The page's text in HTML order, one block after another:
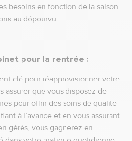
besoins en fonction de la saison
au dépourvu.
pour la rentrée :
clé pour réapprovisionner votre
assurer que vous disposez de
pour offrir des soins de qualité
à l’avance et en vous assurant
gérés, vous gagnerez en